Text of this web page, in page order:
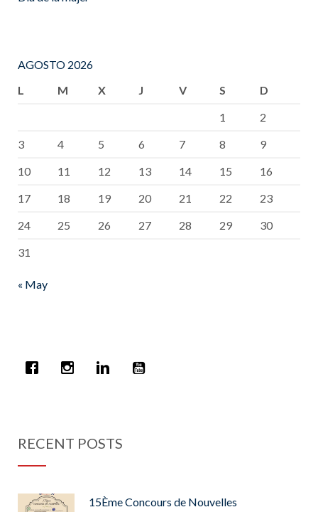
AGOSTO 2026
L
M X J V S
D
1
2
3
4 5 6 7 8
9
10
11 12 13 14 15
16
17
18 19 20 21 22
23
24
25 26 27 28 29
30
31
« May
RECENT POSTS
15Ème Concours de Nouvelles